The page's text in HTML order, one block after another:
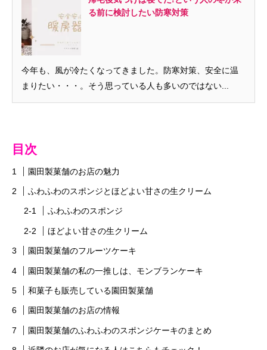
る前に検討したい防寒対策
今年も、風が冷たくなってきました。防寒対策、安全に温
まりたい・・・。そう思っている人も多いのではない...
目次
園田製菓舗のお店の魅力
ふわふわのスポンジとほどよい甘さの生クリーム
ふわふわのスポンジ
ほどよい甘さの生クリーム
園田製菓舗のフルーツケーキ
園田製菓舗の私の一推しは、モンブランケーキ
和菓子も販売している園田製菓舗
園田製菓舗のお店の情報
園田製菓舗のふわふわのスポンジケーキのまとめ